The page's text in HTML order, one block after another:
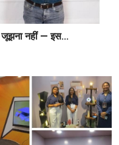
नहीं — इस...